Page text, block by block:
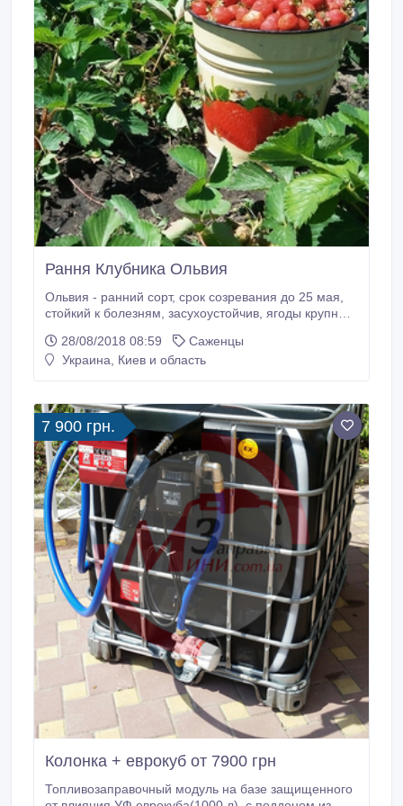
Рання Клубника Ольвия
Ольвия - ранний сорт, срок созревания до 25 мая,
стойкий к болезням, засухоустойчив, ягоды крупные,
28/08/2018 08:59
Саженцы
Украина, Киев и область
7 900 грн.
Колонка + еврокуб от 7900 грн
Топливозаправочный модуль на базе защищенного